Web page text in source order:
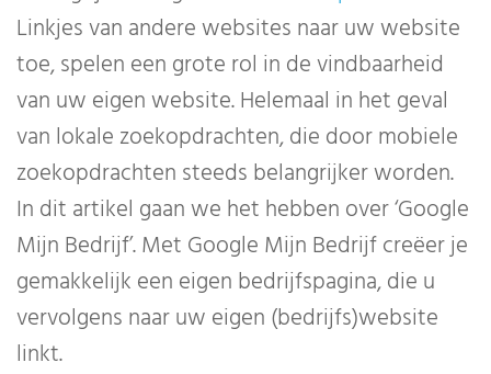
Linkjes van andere websites naar uw website
toe, spelen een grote rol in de vindbaarheid
van uw eigen website. Helemaal in het geval
van lokale zoekopdrachten, die door mobiele
zoekopdrachten steeds belangrijker worden.
In dit artikel gaan we het hebben over ‘Google
Mijn Bedrijf’. Met Google Mijn Bedrijf creëer je
gemakkelijk een eigen bedrijfspagina, die u
vervolgens naar uw eigen (bedrijfs)website
linkt.